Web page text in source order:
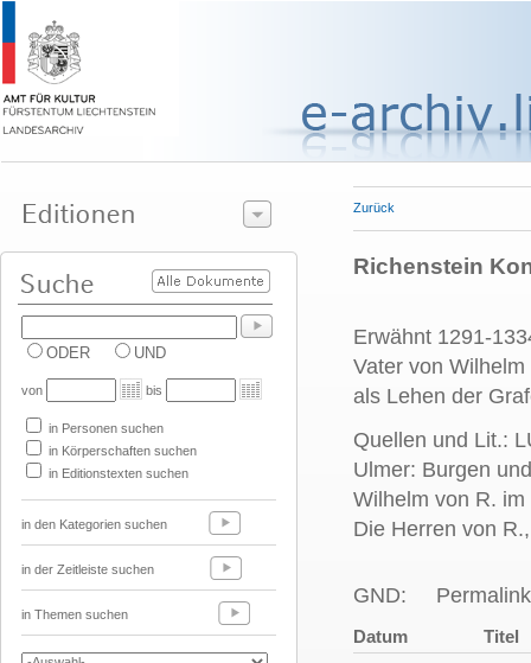
ODER UND
von bis
in Personen suchen
in Körperschaften suchen
in Editionstexten suchen
in den Kategorien suchen
in der Zeitleiste suchen
in Themen suchen
Zurück
Richenstein
Erwähnt 1291-
Vater von
als Lehen der
Quellen und Lit.:
Ulmer: Burgen
Wilhelm von R.
Die Herren von
GND:
Datum Titel